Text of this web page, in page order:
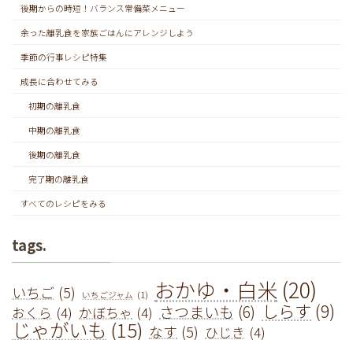
後期からの時短！バランス常備菜メニュー
余った離乳食を家族ごはんにアレンジしよう
季節の行事レシピ特集
成長に合わせてみる
初期の離乳食
中期の離乳食
後期の離乳食
完了期の離乳食
すべてのレシピをみる
tags.
いちご (5) いちごジャム (1) おかゆ・白米 (20)
おくら (4) かぼちゃ (4) さつまいも (6) しらす (9)
じゃがいも (15) なす (5) ひじき (4)